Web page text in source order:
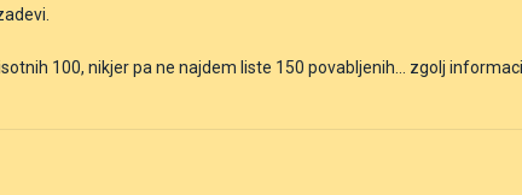
100, nikjer pa ne najdem liste 150 povabljenih... zgolj